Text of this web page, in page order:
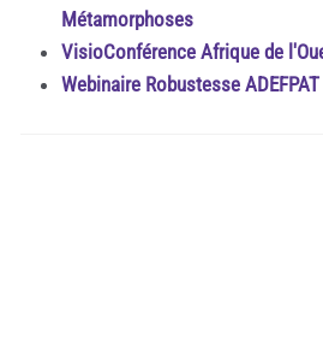
Métamorphoses
VisioConférence Afrique de
Webinaire Robustesse ADEFPAT